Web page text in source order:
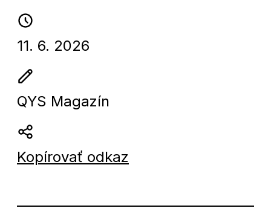
11. 6. 2026
QYS Magazín
Kopírovať odkaz